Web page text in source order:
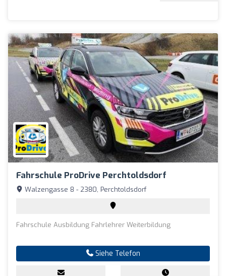
Fahrschule ProDrive Perchtoldsdorf
Walzengasse 8 - 2380, Perchtoldsdorf
Fahrschule Ausbildung Fahrlehrer Weiterbildung
Siehe Telefon